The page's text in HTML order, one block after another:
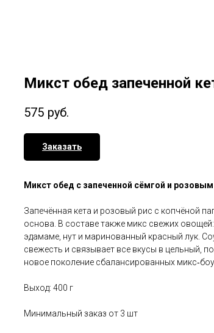
Микст обед запеченной
575 руб.
Заказать
Микст обед с запеченной сёмгой и
Запечённая кета и розовый рис с копчёной
основа. В составе также микс свежих овощей:
эдамаме, нут и маринованный красный лук.
свежесть и связывает все вкусы в цельный,
новое поколение сбалансированных
Выход: 400 г
Минимальный заказ от 3 шт